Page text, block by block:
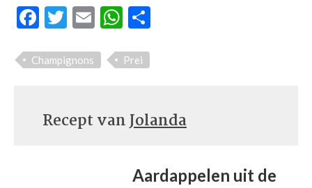
Facebook
Twitter
EmailWhatsApp
Champignons Prei
Recept vanJolanda
Aardappelen uit de